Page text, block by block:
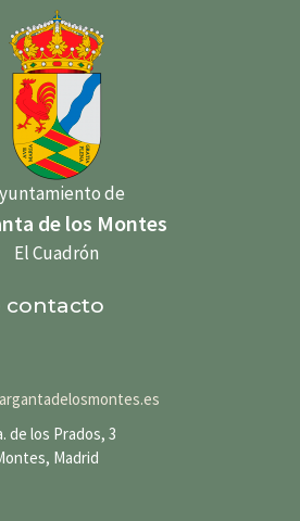
de
de los Montes
El Cuadrón
contacto
de los Prados, 3
Madrid